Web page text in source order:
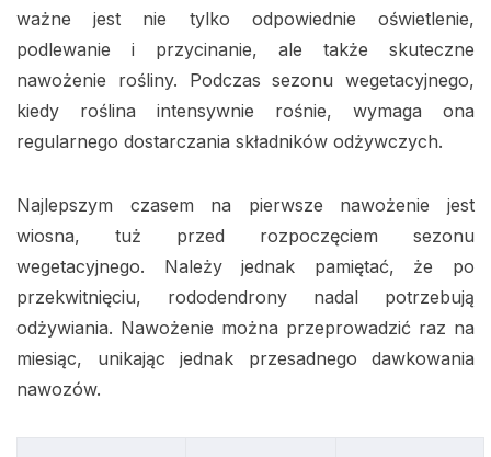
ważne jest nie tylko odpowiednie oświetlenie,
podlewanie i przycinanie, ale także skuteczne
nawożenie rośliny. Podczas sezonu wegetacyjnego,
kiedy roślina intensywnie rośnie, wymaga ona
regularnego dostarczania składników odżywczych.
Najlepszym czasem na pierwsze nawożenie jest
wiosna, tuż przed rozpoczęciem sezonu
wegetacyjnego. Należy jednak pamiętać, że po
przekwitnięciu, rododendrony nadal potrzebują
odżywiania. Nawożenie można przeprowadzić raz na
miesiąc, unikając jednak przesadnego dawkowania
nawozów.